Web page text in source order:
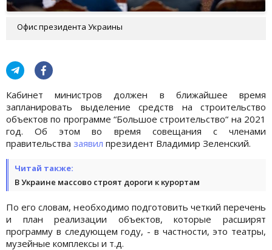
Офис президента Украины
Кабинет министров должен в ближайшее время
запланировать выделение средств на строительство
объектов по программе “Большое строительство“ на 2021
год. Об этом во время совещания с членами
правительства заявил президент Владимир Зеленский.
Читай также:
В Украине массово строят дороги к курортам
По его словам, необходимо подготовить четкий перечень
и план реализации объектов, которые расширят
программу в следующем году, - в частности, это театры,
музейные комплексы и т.д.